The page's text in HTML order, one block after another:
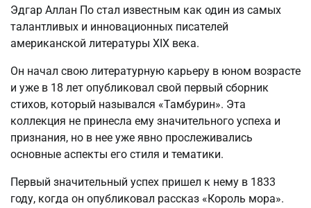
Эдгар Аллан По стал известным как один из самых
талантливых и инновационных писателей
американской литературы XIX века.
Он начал свою литературную карьеру в юном возрасте
и уже в 18 лет опубликовал свой первый сборник
стихов, который назывался «Тамбурин». Эта
коллекция не принесла ему значительного успеха и
признания, но в нее уже явно прослеживались
основные аспекты его стиля и тематики.
Первый значительный успех пришел к нему в 1833
году, когда он опубликовал рассказ «Король мора».